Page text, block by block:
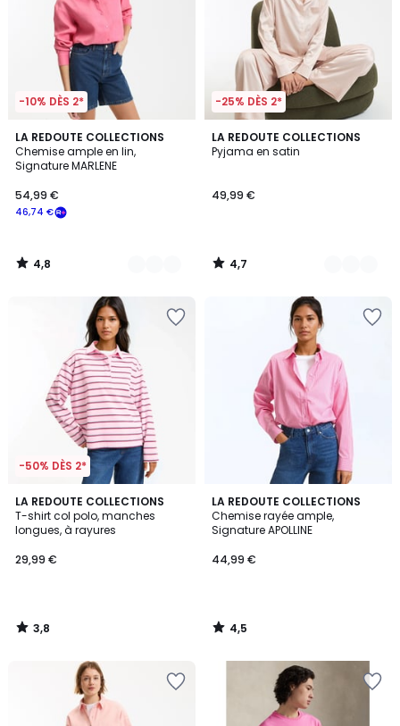
-10% DÈS 2*
LA REDOUTE COLLECTIONS
Chemise ample en lin,
Signature MARLENE
46,74 €
54,99 €
4,8
/ 5
2
Couleurs
4,8
/
-25% DÈS 2*
LA REDOUTE COLLECTIONS
Pyjama en satin
49,99 €
4,7
/ 5
2
Couleurs
4,7
/
-50% DÈS 2*
LA REDOUTE COLLECTIONS
T-shirt col polo, manches
longues, à rayures
29,99 €
3,8
/ 5
3,8
/
LA REDOUTE COLLECTIONS
Chemise rayée ample,
Signature APOLLINE
44,99 €
4,5
/ 5
4,5
/